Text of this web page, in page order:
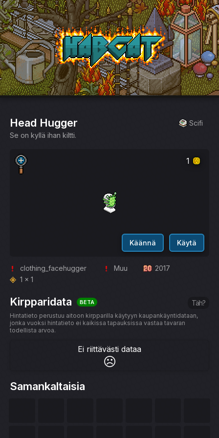
HabCat
Head Hugger
Scifi
Se on kyllä ihan kiltti.
1
Käännä Käytä
clothing_facehugger Muu
2017
1 x 1
Kirpparidata BETA Täh?
Hintatieto perustuu aitoon kirpparilla käytyyn kaupankäyntidataan,
jonka vuoksi hintatieto ei kaikissa tapauksissa vastaa tavaran
todellista arvoa.
Ei riittävästi dataa
☹️
Samankaltaisia